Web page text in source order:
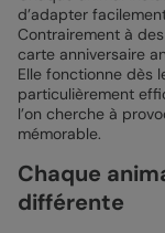
d’adapter
Contrairement à
carte anniversaire
Elle fonctionne dès
particulièrement
l’on cherche à
mémorable.
Chaque
différente